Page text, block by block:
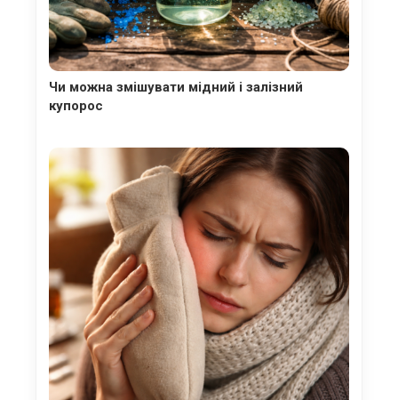
Чи можна змішувати мідний і залізний
купорос